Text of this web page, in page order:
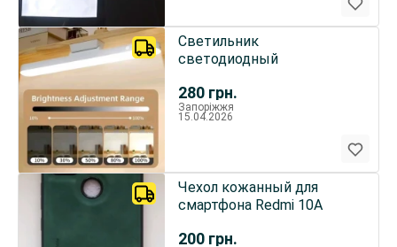
280 грн.
Светильник
светодиодный
Запоріжжя
15.04.2026
200 грн.
Чехол кожанный для
смартфона Redmi 10A